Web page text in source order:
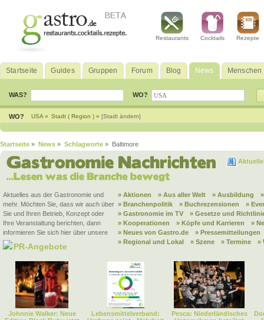
Restaurants Cocktails Rezepte
Startseite Guides Gruppen Forum Blog News Menschen
WAS? WO?
WO? USA » Stadt ( Region ) » [Stadt ändern]
Startseite » News » Schlagworte » Baltimore
Aktuelles aus der Gastronomie und
mehr. Möchten Sie, dass wir auch über
Sie und Ihren Betrieb, Konzept oder
Ihre Veranstaltung berichten, dann
informieren Sie sich hier über unsere
PR-Angebote
» Aktionen » Aus aller Welt » Ausbildung
» Branchenpolitik
» Buchrezensionen
»
» Gastronomie im TV
» Gesetze und
» Kooperationen
» Köpfe und Karrieren
»
» Neues von Gastro.de
» Pressemitteilungen
» Regional und Lokal
» Szene » Termine »
Johnnie Walker: Neue
Lebensmittelverband:
Pesca: Niederländisches